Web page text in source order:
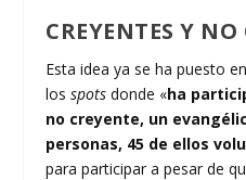
CREYENTES Y NO
Esta idea ya se ha puesto
losspots donde «ha
no creyente, un
personas, 45 de ellos
para participar a pesar de